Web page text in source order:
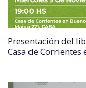
Presentación del
Casa de Corrientes